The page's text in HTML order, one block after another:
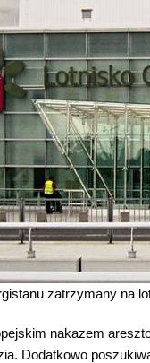
zatrzymany na
nakazem
Dodatkowo